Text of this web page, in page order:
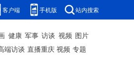
客户端 手机版 站内搜索
健康 军事 访谈 视频 图片
端访谈 直播重庆 视频 专题